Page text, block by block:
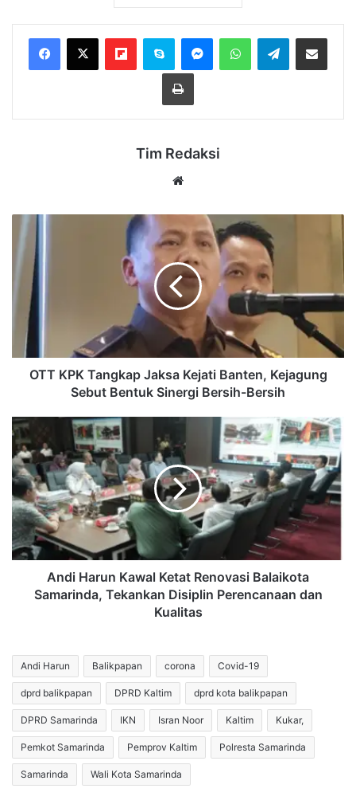
FlipboardSkype MessengerWhatsAppTelegramBagikan melalui Email
Cetak
Tim Redaksi
OTT
KPK
Tangkap
Jaksa
Kejati
Banten,
Kejagung
Sebut
Bentuk
SinergiOTT KPK Tangkap Jaksa Kejati Banten, Kejagung
Sebut Bentuk Sinergi Bersih-Bersih
Andi
Harun
Kawal
Ketat
Renovasi
Balaikota
Samarinda,
Tekankan
Disiplin
PerencanaanAndi Harun Kawal Ketat Renovasi Balaikota
Samarinda, Tekankan Disiplin Perencanaan dan
Kualitas
Andi Harun Balikpapan corona Covid-19
dprd balikpapan DPRD Kaltim dprd kota balikpapan
DPRD Samarinda IKN Isran Noor Kaltim Kukar,
Pemkot Samarinda Pemprov Kaltim Polresta Samarinda
Samarinda Wali Kota Samarinda